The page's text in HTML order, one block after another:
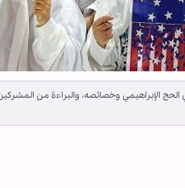
الإبراهيمي وخصائصه، والبراءة من